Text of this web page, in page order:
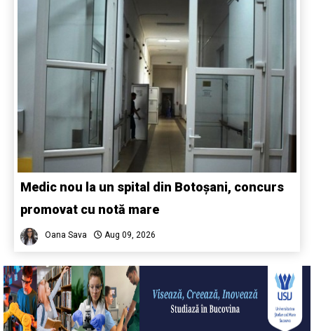
Medic nou la un spital din Botoșani, concurs
promovat cu notă mare
Oana Sava Aug 09, 2026